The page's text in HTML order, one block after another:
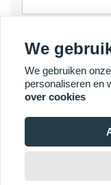
voorleggen
©
We
We gebruiken
personaliseren en
over cookies